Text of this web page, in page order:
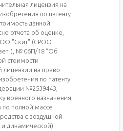
лицензия на
по патенту
данной
отчета об оценке,
"Скит" (СРОО
№ 06П/18 "Об
стоимости
лицензии на право
по патенту
№2539443,
военного назначения,
по полной массе
с воздушной
и динамической)